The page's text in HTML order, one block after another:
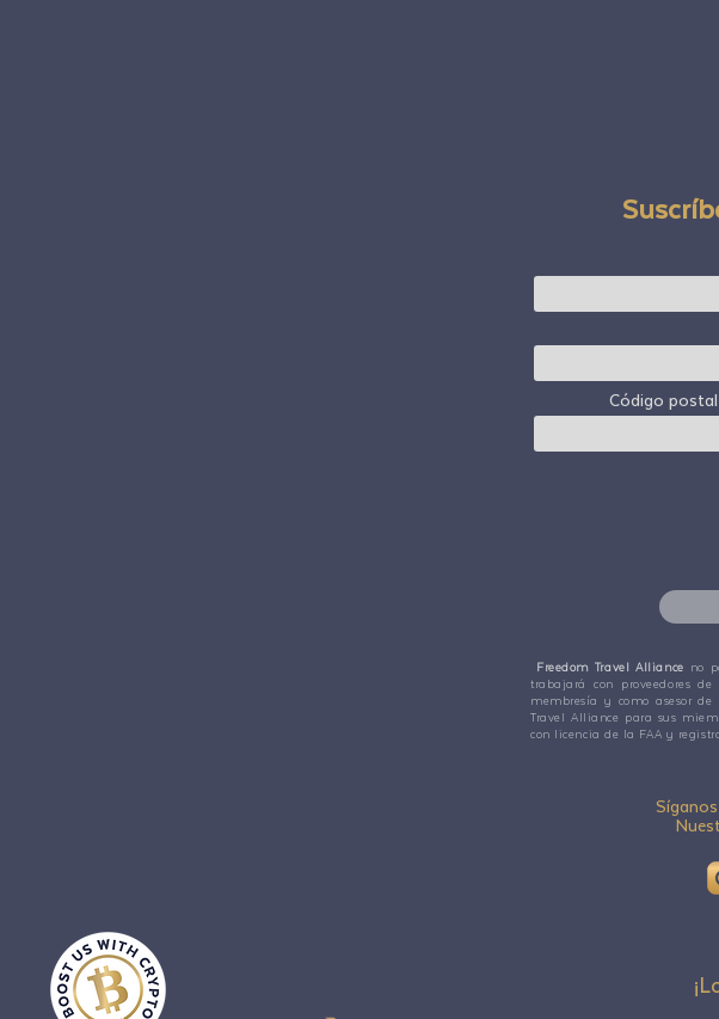
Código postal
Freedom Travel Alliance no
trabajará con proveedores
membresía y como asesor de
Travel Alliance para sus
con licencia de la FAA y